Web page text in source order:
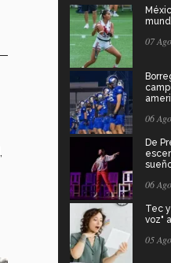
07
06
De
06
Tec
voz"
05